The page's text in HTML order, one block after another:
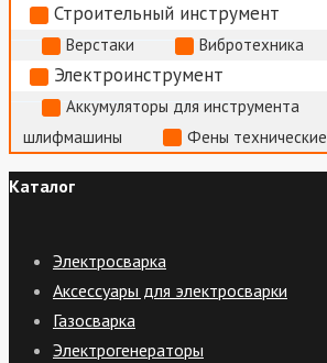
Строительный инструмент
Верстаки Вибротехника
Электроинструмент
Аккумуляторы для инструмента
шлифмашины
Фены технические
Каталог
Электросварка
Аксессуары для электросварки
Газосварка
Электрогенераторы